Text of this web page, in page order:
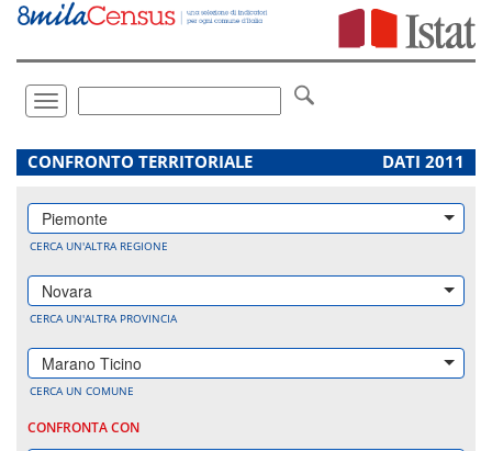
Vai
direttamente
Toggle
navigation
.
CONFRONTO TERRITORIALE DATI 2011
Piemonte
CERCA UN'ALTRA REGIONE
Novara
CERCA UN'ALTRA PROVINCIA
Marano Ticino
CERCA UN COMUNE
CONFRONTA CON